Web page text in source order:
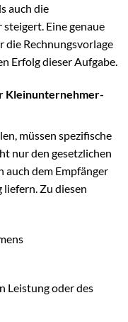
auch die
Eine genaue
die Rechnungsvorlage
Erfolg dieser Aufgabe.
Kleinunternehmer-
müssen spezifische
nur den gesetzlichen
auch dem Empfänger
Zu diesen
Leistung oder des